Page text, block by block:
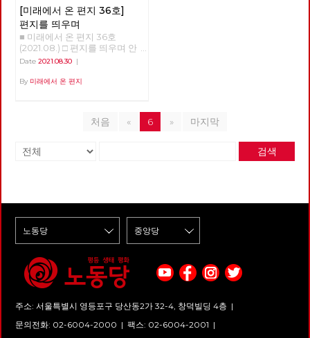
없을 것이다. 블록 이야기로 넘
어가겠다. 1989년부터 1991년까
지 동구권 국가들이 몰락하고 미
국의 일극체제가 시작되었다. 사
실 세계 자본주의 역사에서, 완
전한 일극 체제는 예외적 상황에
1991년부터 가능해졌다. 20년
여전히 미국이 제패하고 있지만
실물경제, 특히 제조업에서 중국
산을 하고 있다. 세계 경제의 본
일극 세계 체제에서 양극 체제로
의 전환이 조금씩 이루어져 나가
는 것이다. 자본주의 경제는 실
의 위치가 대단히 추락했다. 과
거의 패권을 되찾겠다는 식산흥
업적 발상이 미국에서 나오는데
융업은 지금 달러를 기축으로 해
럽 전통 열강과 일본 중심의 경
돌아갈 수 있도록 해야 합니다.
법조차 지키지 않는 금호아시아
나재단에게 엄중하게 죄를 물어
야 할 것입니다. 노동당 서울시
당은 코로나를 핑계로 자행되는
대량 해고를 좌시하지 않을 것입
니다. 아나아나 케이오지부 해고
노동자 동지들이 현장으로 복귀
께 하겠습니다. 덧) 서울시당은
2021년 1월부터 공대위에 참여
하며 아시아노 케이오 복직 투쟁
지난 9월 11일 기노진 감사 동지
기입니다. 그 방이 어떻게 만들
어졌는지, 그 방을 어떻게 이용
고 어떤 부분은 이해가 잘 되지
않기도 하지만, 어느 나라건 (배
하다는 것이 내가 이 글을 읽고
내린 결론입니다. 작가는 오히려
자신도 이 이야기를 이해하지 못
한다고 했습니다. 그런데도 이
는 장소에서 흘러나온 것」이기
때문이라고 합니다. 이 책에는
세대 간의 이야기, 또 남자들의
영국 이야기라 남의 이야기처럼
총을 쏘고, 이들을 황급히 몸을
피한다. 이들이 출발한 마을인
바쿠라우는 금방이라도 사라질
듯한 작은 마을이다. 마을로 들
어오는 진입로는 무장한 무리들
에 의해 봉쇄되어 있으며, 댐을
지어 물 공급을 막아버린 시장은
선거 때에만 찾아와 유통기한이
놓고 사라진다. 인터넷 지도에서
마을이 통째로 사라지는 일이 벌
을 주변을 맴돌며 오가는 사람들
려는 두 청년의 앞에 화려한 색
상의 옷을 입은 바이커 두 명이
나타나고, 이들이 목격자를 처리
무리들에게 전송된다. 급작스러
운 습격을 마주하게 된 주민들은
물 공급을 끊어버린 댐을 파괴하
죄자 룽가와 함께 이 침입자와
맞서게 된다. 지난 9월 2일 개봉
한 영화 <바쿠라우>는 <기생충>
[미래에서 온 편지 36호]
편지를 띄우며
■ 미래에서 온 편지 36호
(2021.08.) □ 편지를 띄우며 안
부를 묻는 것이 조심스러울 만큼
코로나 바이러스의 변종이 확산
하기 전부터 이미 파괴되고 있던
우리들 일상 곳곳이 무너져 내리
서 우리들 일상을 유지해오던 노
동의 가치는 더욱 분명해졌지만,
고 아니 바이러스 때문에라도,
니다. 이 투쟁의 중심에 노동당
당원이 있습니다. 또한 있어야
합니다. 노동자와 노동당의 미래
는 결국 바로 지금 여기 현장의
투쟁 속에 있고, 투쟁을 통해 만
들어야 합니다. 해서, 미래에서
온 편지는 이번 호부터 ‘현장’이
라는 이름으로 전국의 주요 투쟁
소식을 전합니다. 첫 ‘현장’은 부
Date 2021.08.30 |
By 미래에서 온 편지
처음 « 6 » 마지막
검색
주소: 서울특별시 영등포구 당산동2가 32-4, 창덕빌딩 4층 |
문의전화: 02-6004-2000 | 팩스: 02-6004-2001 |